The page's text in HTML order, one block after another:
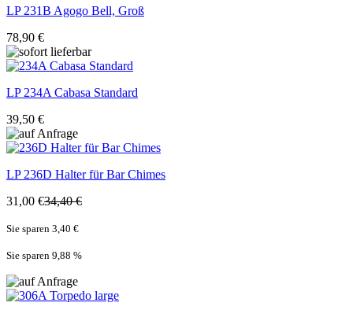
LP231B Agogo Bell, Groß
78,90 €
LP234A Cabasa Standard
39,50 €
LP236D Halter für Bar Chimes
31,00 €34,40 €
Sie sparen 3,40 €
Sie sparen 9,88 %